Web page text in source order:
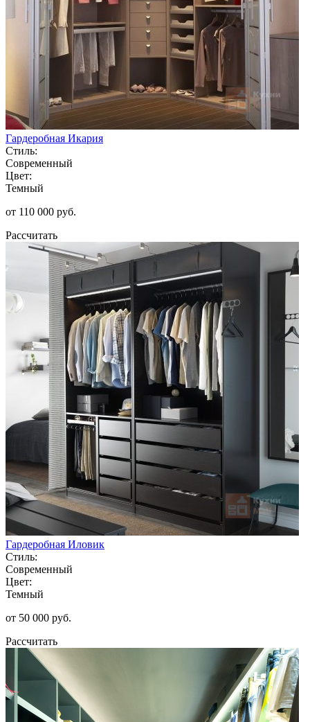
Гардеробная Икария
Стиль:
Современный
Цвет:
Темный
от 110 000 руб.
Рассчитать
Гардеробная Иловик
Стиль:
Современный
Цвет:
Темный
от 50 000 руб.
Рассчитать